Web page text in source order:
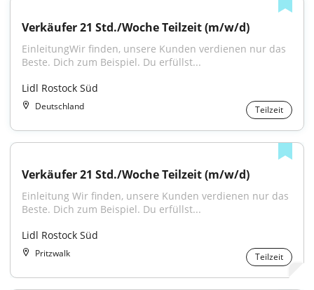
Verkäufer 21 Std./Woche Teilzeit (m/w/d)
EinleitungWir finden, unsere Kunden verdienen nur das
Beste. Dich zum Beispiel. Du erfüllst...
Lidl Rostock Süd
Deutschland Teilzeit
Verkäufer 21 Std./Woche Teilzeit (m/w/d)
Einleitung Wir finden, unsere Kunden verdienen nur das
Beste. Dich zum Beispiel. Du erfüllst...
Lidl Rostock Süd
Pritzwalk Teilzeit